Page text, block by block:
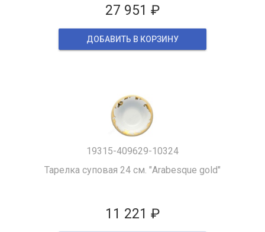
27 951 ₽
ДОБАВИТЬ В КОРЗИНУ
19315-409629-10324
Тарелка суповая 24 см. "Arabesque gold"
11 221 ₽